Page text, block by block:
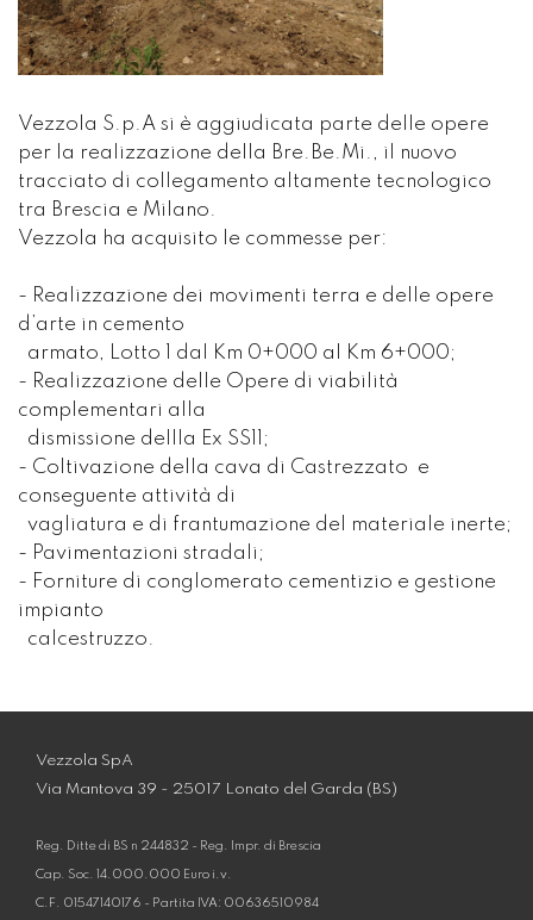
Vezzola S.p.A si è aggiudicata parte delle opere
per la realizzazione della Bre.Be.Mi., il nuovo
tracciato di collegamento altamente tecnologico
tra Brescia e Milano.
Vezzola ha acquisito le commesse per:
- Realizzazione dei movimenti terra e delle opere
d’arte in cemento
armato, Lotto 1 dal Km 0+000 al Km 6+000;
- Realizzazione delle Opere di viabilità
complementari alla
dismissione dellla Ex SS11;
- Coltivazione della cava di Castrezzato e
conseguente attività di
vagliatura e di frantumazione del materiale inerte;
- Pavimentazioni stradali;
- Forniture di conglomerato cementizio e gestione
impianto
calcestruzzo.
Vezzola SpA
Via Mantova 39 - 25017 Lonato del Garda (BS)
Reg. Ditte di BS n 244832 - Reg. Impr. di Brescia
Cap. Soc. 14.000.000 Euro i.v.
C.F. 01547140176 - Partita IVA: 00636510984